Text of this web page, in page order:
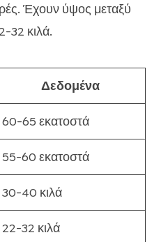
Έχουν ύψος μεταξύ
32 κιλά.
Δεδομένα
60-65 εκατοστά
55-60 εκατοστά
30-40 κιλά
22-32 κιλά